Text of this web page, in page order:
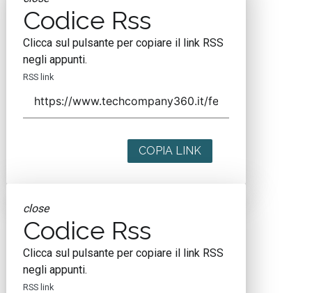
Codice Rss
Clicca sul pulsante per copiare il link RSS
negli appunti.
RSS link
COPIA LINK
close
Codice Rss
Clicca sul pulsante per copiare il link RSS
negli appunti.
RSS link